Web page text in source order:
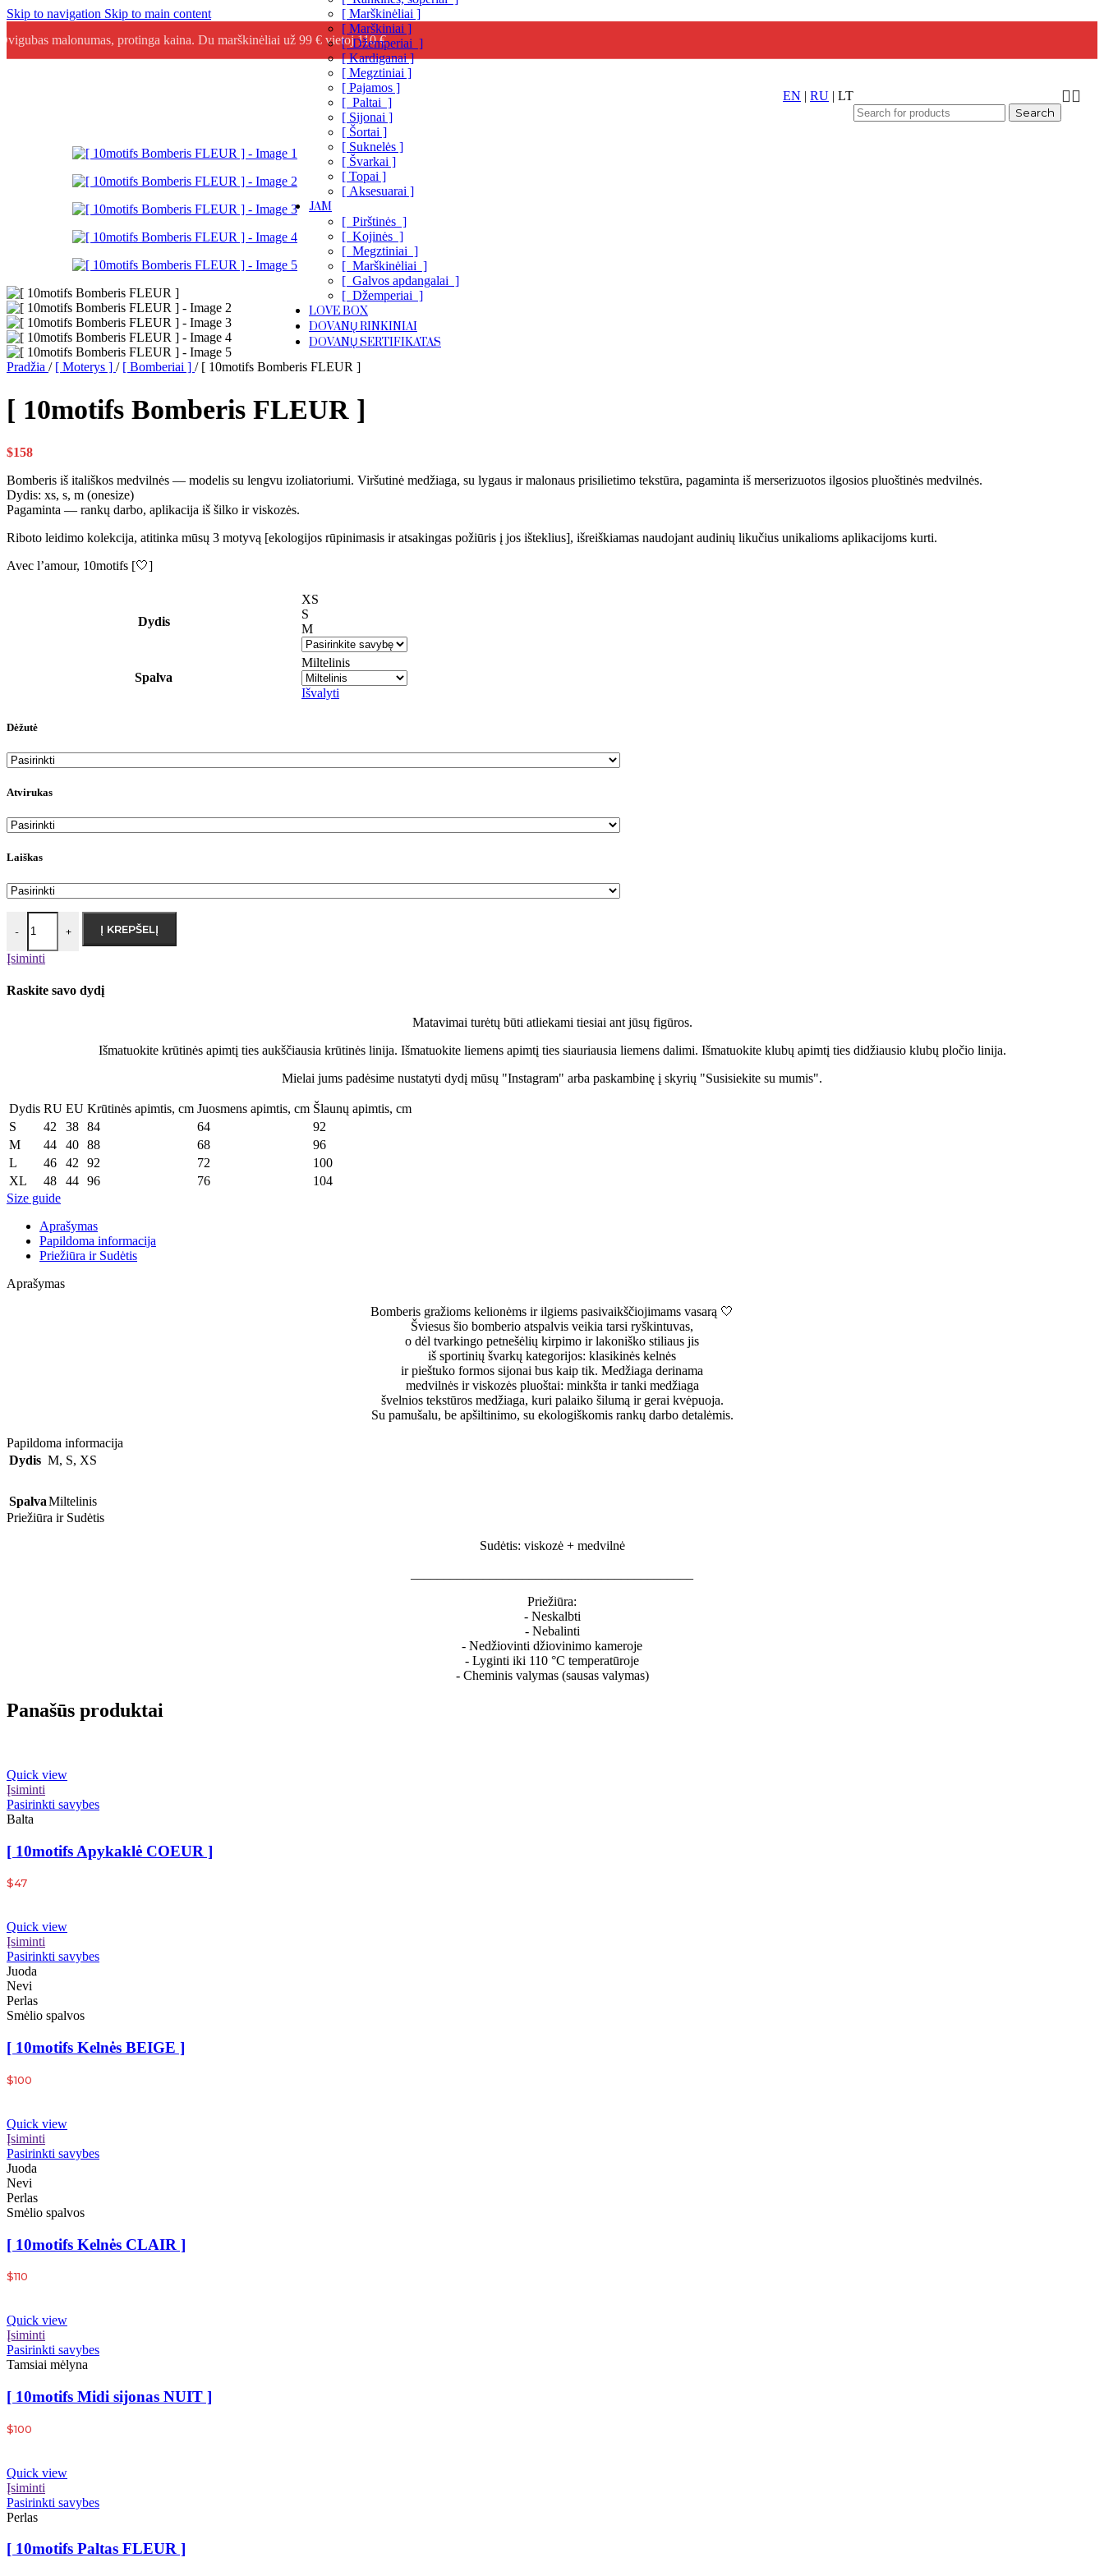
Skip to navigation Skip to main content
malonumas, protinga kaina. Du marškinėliai už 99 € vietoj 110 €
[ Marškinėliai ]
[ Marškiniai ]
[ Džemperiai ]
[ Kardiganai ]
[ Megztiniai ]
[ Pajamos ]
[ Paltai ]
[ Sijonai ]
[ Šortai ]
[ Suknelės ]
[ Švarkai ]
[ Topai ]
[ Aksesuarai ]
JAM
[ Pirštinės ]
[ Kojinės ]
[ Megztiniai ]
[ Marškinėliai ]
[ Galvos apdangalai ]
[ Džemperiai ]
LOVE BOX
DOVANŲ RINKINIAI
DOVANŲ SERTIFIKATAS
EN | RU | LT
Search
Pradžia / [ Moterys ] / [ Bomberiai ] / [ 10motifs Bomberis FLEUR ]
[ 10motifs Bomberis FLEUR ]
$158
Bomberis iš itališkos medvilnės — modelis su lengvu izoliatoriumi. Viršutinė medžiaga, su lygaus ir malonaus prisilietimo tekstūra, pagaminta iš merserizuotos ilgosios pluoštinės medvilnės.
Dydis: xs, s, m (onesize)
Pagaminta — rankų darbo, aplikacija iš šilko ir viskozės.
Riboto leidimo kolekcija, atitinka mūsų 3 motyvą [ekologijos rūpinimasis ir atsakingas požiūris į jos išteklius], išreiškiamas naudojant audinių likučius unikalioms aplikacijoms kurti.
Avec l’amour, 10motifs [🤍]
Dydis
XS
S
M
Spalva
Miltelinis
Išvalyti
Dėžutė
Atvirukas
Laiškas
- + Į KREPŠELĮ
Įsiminti
Raskite savo dydį
Matavimai turėtų būti atliekami tiesiai ant jūsų figūros.
Išmatuokite krūtinės apimtį ties aukščiausia krūtinės linija. Išmatuokite liemens apimtį ties siauriausia liemens dalimi. Išmatuokite klubų apimtį ties didžiausio klubų pločio linija.
Mielai jums padėsime nustatyti dydį mūsų "Instagram" arba paskambinę į skyrių "Susisiekite su mumis".
Dydis RU EU Krūtinės apimtis, cm Juosmens apimtis, cm Šlaunų apimtis, cm
S
42 38 84 64
92
M
44 40 88 68
96
L
46 42 92 72
100
XL
48 44 96 76
104
Size guide
Aprašymas
Papildoma informacija
Priežiūra ir Sudėtis
Aprašymas
Bomberis gražioms kelionėms ir ilgiems pasivaikščiojimams vasarą 🤍
Šviesus šio bomberio atspalvis veikia tarsi ryškintuvas,
o dėl tvarkingo petnešėlių kirpimo ir lakoniško stiliaus jis
iš sportinių švarkų kategorijos: klasikinės kelnės
ir pieštuko formos sijonai bus kaip tik. Medžiaga derinama
medvilnės ir viskozės pluoštai: minkšta ir tanki medžiaga
švelnios tekstūros medžiaga, kuri palaiko šilumą ir gerai kvėpuoja.
Su pamušalu, be apšiltinimo, su ekologiškomis rankų darbo detalėmis.
Papildoma informacija
Dydis M, S, XS
SpalvaMiltelinis
Priežiūra ir Sudėtis
Sudėtis: viskozė + medvilnė
Priežiūra:
- Neskalbti
- Nebalinti
- Nedžiovinti džiovinimo kameroje
- Lyginti iki 110 °C temperatūroje
- Cheminis valymas (sausas valymas)
Panašūs produktai
Quick view
Įsiminti
Pasirinkti savybes
Balta
[ 10motifs Apykaklė COEUR ]
$47
Quick view
Įsiminti
Pasirinkti savybes
Juoda
Nevi
Perlas
Smėlio spalvos
[ 10motifs Kelnės BEIGE ]
$100
Quick view
Įsiminti
Pasirinkti savybes
Juoda
Nevi
Perlas
Smėlio spalvos
[ 10motifs Kelnės CLAIR ]
$110
Quick view
Įsiminti
Pasirinkti savybes
Tamsiai mėlyna
[ 10motifs Midi sijonas NUIT ]
$100
Quick view
Įsiminti
Pasirinkti savybes
Perlas
[ 10motifs Paltas FLEUR ]